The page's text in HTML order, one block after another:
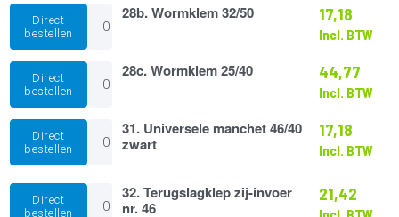
Direct
bestellen
28b.
Wormklem
32/50
aantal
28b. Wormklem 32/50 17,18
Incl. BTW
Direct
bestellen
28c.
Wormklem
25/40
aantal
28c. Wormklem 25/40 44,77
Incl. BTW
Direct
bestellen
31.
Universele
manchet
zwart
aantal
31. Universele manchet 46/40
zwart
17,18
Incl. BTW
Direct
bestellen
32.
Terugslagklep
32. Terugslagklep zij-invoer
nr. 46
21,42